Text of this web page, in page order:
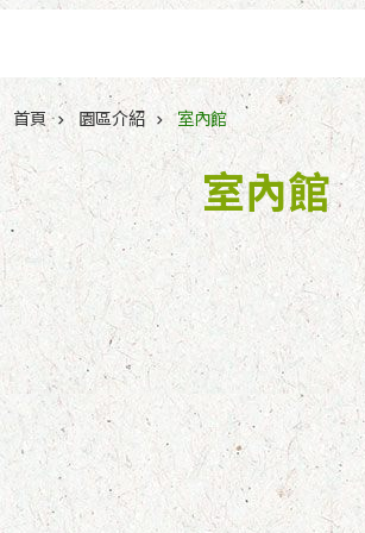
首頁 園區介紹 室內館
室內館